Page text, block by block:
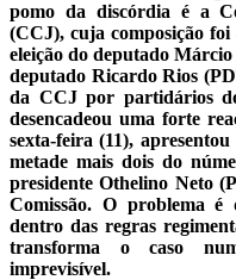
pomo da discórdia é a
(CCJ), cuja composição foi
eleição do deputado
deputado Ricardo Rios
da CCJ por partidários
desencadeou uma forte
sexta-feira (11),
metade mais dois do
presidente Othelino Neto
Comissão. O problema
dentro das regras
transforma o caso
imprevisível.